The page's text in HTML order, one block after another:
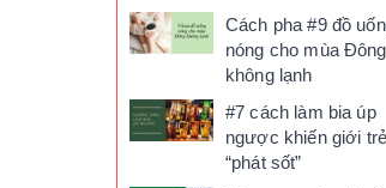
Cách pha #9 đồ
nóng cho mùa Đông
không lạnh
#7 cách làm bia úp
ngược khiến giới trẻ
“phát sốt”